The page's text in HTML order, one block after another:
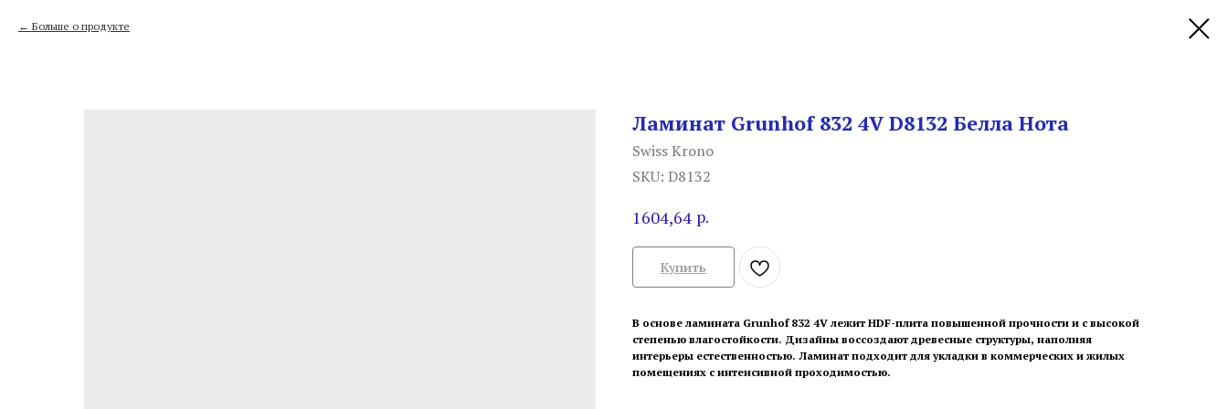
Больше о продукте
Ламинат Grunhof 832 4V D8132 Белла Нота
Swiss Krono
SKU: D8132
1604,64 р.
Купить
В основе ламината Grunhof 832 4V лежит HDF-плита повышенной прочности и с высокой
степенью влагостойкости. Дизайны воссоздают древесные структуры, наполняя
интерьеры естественностью. Ламинат подходит для укладки в коммерческих и жилых
помещениях с интенсивной проходимостью.